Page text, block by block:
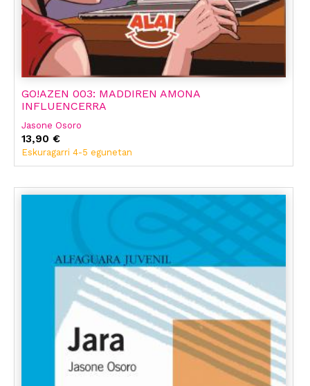
GO!AZEN 003: MADDIREN AMONA
INFLUENCERRA
Jasone Osoro
13,90 €
Eskuragarri 4-5 egunetan